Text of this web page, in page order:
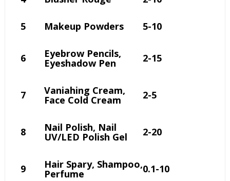
5 Makeup Powders 5-10
6 Eyebrow Pencils,
Eyeshadow Pen 2-15
7 Vaniahing Cream,
Face Cold Cream 2-5
8 Nail Polish, Nail
UV/LED Polish Gel 2-20
9 Hair Spary, Shampoo,
Perfume 0.1-10